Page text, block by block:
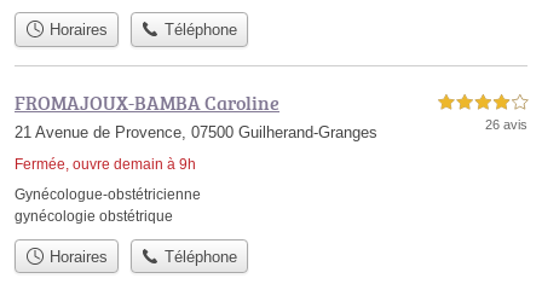
Horaires Téléphone
FROMAJOUX-BAMBA Caroline
21 Avenue de Provence, 07500 Guilherand-Granges
Fermée, ouvre demain à 9h
4,0 étoiles sur 5
26 avis
Gynécologue-obstétricienne
gynécologie obstétrique
Horaires Téléphone